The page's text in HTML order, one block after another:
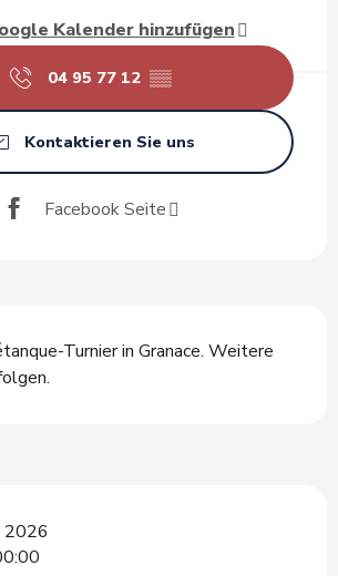
Kalender hinzufügen
04 95 77 12 ▒▒
Kontaktieren Sie uns
Facebook Seite
Turnier in Granace. Weitere
2026